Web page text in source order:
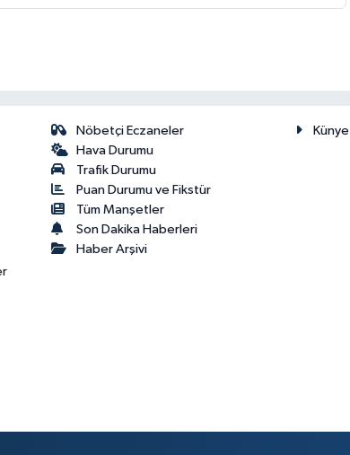
Nöbetçi Eczaneler
Hava Durumu
Trafik Durumu
Puan Durumu ve Fikstür
Tüm Manşetler
Son Dakika Haberleri
Haber Arşivi
Künye